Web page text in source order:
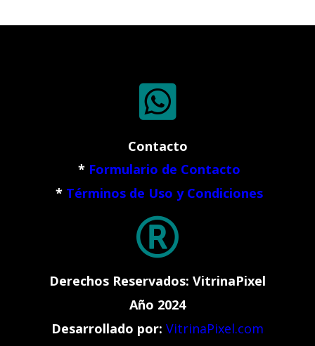

Contacto
* Formulario de Contacto
* Términos de Uso y Condiciones

Derechos Reservados: VitrinaPixel
Año 2024
Desarrollado por: VitrinaPixel.com